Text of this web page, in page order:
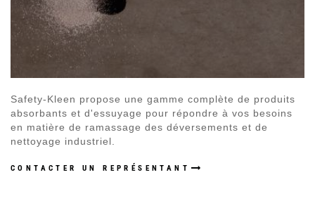
Safety-Kleen propose une gamme complète de produits
absorbants et d'essuyage pour répondre à vos besoins
en matière de ramassage des déversements et de
nettoyage industriel.
CONTACTER UN REPRÉSENTANT